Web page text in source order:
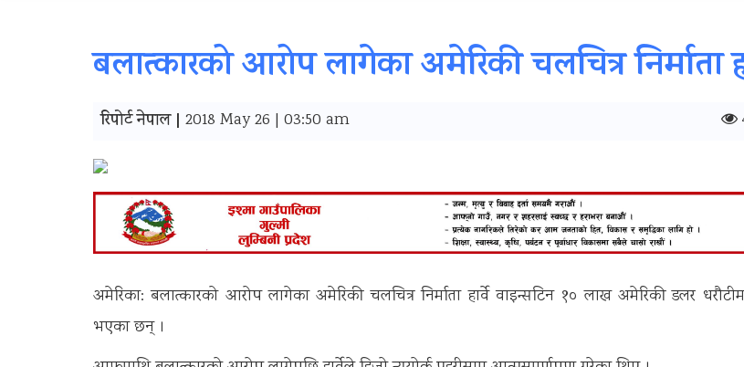
बलात्‍कारको आरोप लागेका अमेरिकी चलचित्र निर्माता
रिपोर्ट नेपाल | 2018 May 26 | 03:50 am
अमेरिका: बलात्कारको आरोप लागेका अमेरिकी चलचित्र निर्माता हार्वे वाइन्सटिन १० लाख अमेरिकी डलर
भएका छन् ।